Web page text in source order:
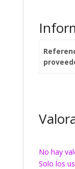
No hay
Solo los